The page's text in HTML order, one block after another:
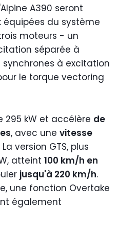
A390 seront
équipées du système
moteurs - un
séparée à
à excitation
le torque vectoring
295 kW et accélère de
, avec une vitesse
La version GTS, plus
atteint 100 km/h en
jusqu'à 220 km/h.
une fonction Overtake
également